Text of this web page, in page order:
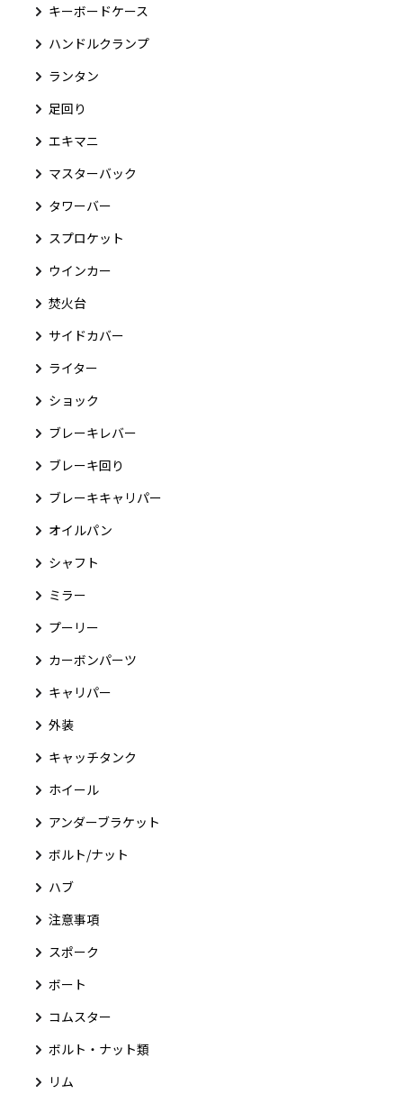
キーボードケース
ハンドルクランプ
ランタン
足回り
エキマニ
マスターバック
タワーバー
スプロケット
ウインカー
焚火台
サイドカバー
ライター
ショック
ブレーキレバー
ブレーキ回り
ブレーキキャリパー
オイルパン
シャフト
ミラー
プーリー
カーボンパーツ
キャリパー
外装
キャッチタンク
ホイール
アンダーブラケット
ボルト/ナット
ハブ
注意事項
スポーク
ボート
コムスター
ボルト・ナット類
リム